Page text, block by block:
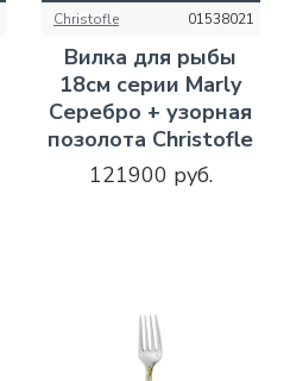
Christofle 01538021
Вилка для рыбы
18см серии Marly
Серебро + узорная
позолота Christofle
121900 руб.